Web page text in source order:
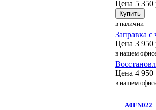
Цена 5 350
Купить
в наличии
Заправка
Цена 3 950
в нашем
Цена 4 950
в нашем
A0FN022